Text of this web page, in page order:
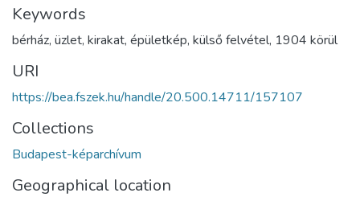
Keywords
bérház, üzlet, kirakat, épületkép, külső felvétel, 1904 körül
URI
https://bea.fszek.hu/handle/20.500.14711/157107
Collections
Budapest-képarchívum
Geographical location